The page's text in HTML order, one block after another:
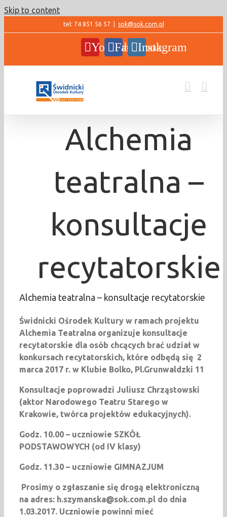
Skip to content
tel: 74 851 56 57 sok@sok.com.pl
YouTubeFacebookInstagram
Alchemia
teatralna –
konsultacje
recytatorskie
Alchemia teatralna – konsultacje recytatorskie
Świdnicki Ośrodek Kultury w ramach projektu
Alchemia Teatralna organizuje konsultacje
recytatorskie dla osób chcących brać udział w
konkursach recytatorskich, które odbędą się 2
marca 2017 r. w Klubie Bolko, Pl.Grunwaldzki 11
Konsultacje poprowadzi Juliusz Chrząstowski
(aktor Narodowego Teatru Starego w
Krakowie, twórca projektów edukacyjnych).
Godz. 10.00 – uczniowie SZKÓŁ
PODSTAWOWYCH (od IV klasy)
Godz. 11.30 – uczniowie GIMNAZJUM
Prosimy o zgłaszanie się drogą elektroniczną
na adres: h.szymanska@sok.com.pl do dnia
1.03.2017. Uczniowie powinni mieć